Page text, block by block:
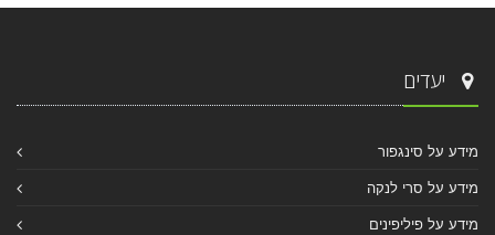
יעדים
מידע על סינגפור
מידע על סרי לנקה
מידע על פיליפינים